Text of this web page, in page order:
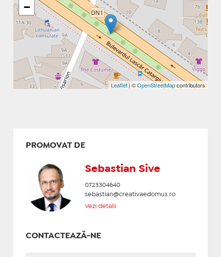
−
Leaflet| ©OpenStreetMapcontributors
PROMOVAT DE
Sebastian Sive
0723304640
sebastian@creativaedomus.ro
Vezi detalii
CONTACTEAZĂ-NE